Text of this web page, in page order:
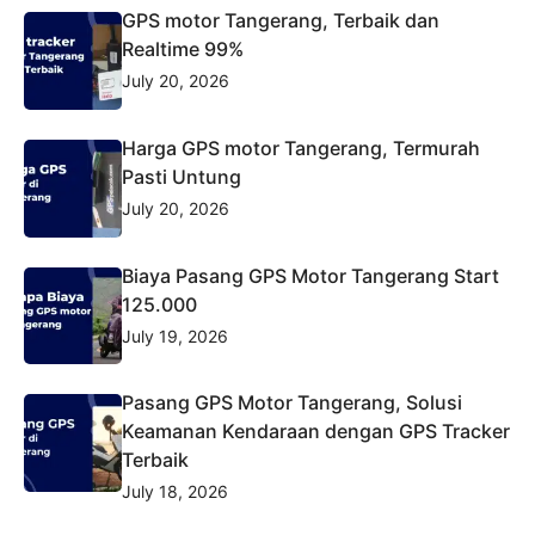
GPS motor Tangerang, Terbaik dan
Realtime 99%
July 20, 2026
Harga GPS motor Tangerang, Termurah
Pasti Untung
July 20, 2026
Biaya Pasang GPS Motor Tangerang Start
125.000
July 19, 2026
Pasang GPS Motor Tangerang, Solusi
Keamanan Kendaraan dengan GPS Tracker
Terbaik
July 18, 2026